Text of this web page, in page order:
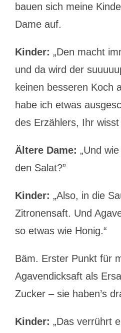
bauen sich meine
Dame auf.
Kinder: „Den macht
und da wird der
keinen besseren Koch
habe ich etwas
des Erzählers, Ihr
Ältere Dame: „Und
den Salat?”
Kinder: „Also, in die
Zitronensaft. Und
so etwas wie Honig.“
Bäm. Erster Punkt für
Agavendicksaft als
Zucker – sie haben’s
Kinder: „Das verrührt